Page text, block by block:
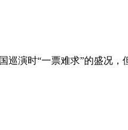
演时“一票难求”的盛况